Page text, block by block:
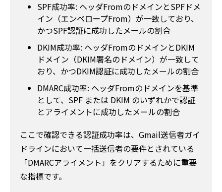
SPF成功率: ヘッダFromのドメインとSPFドメ
イン（エンベロープFrom）が一致しており、
かつSPF認証に成功したメールの割合
DKIM成功率: ヘッダFromのドメインとDKIM
ドメイン（DKIM署名のドメイン）が一致して
おり、かつDKIM認証に成功したメールの割合
DMARC成功率: ヘッダFromのドメインを基準
として、SPF または DKIM のいずれかで認証
とアライメントに成功したメールの割合
ここで確認できる認証成功率は、Gmail送信者ガイ
ドラインにおいて一括送信者の要件とされている
「DMARCアライメント」をクリアするために重要
な指標です。